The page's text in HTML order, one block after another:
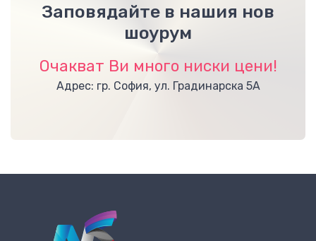
Заповядайте в нашия нов
шоурум
Очакват Ви много ниски цени!
Адрес: гр. София, ул. Градинарска 5А